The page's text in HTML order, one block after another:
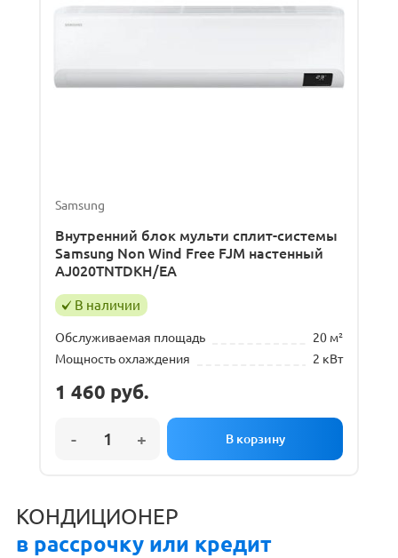
Samsung
Внутренний блок мульти сплит-системы
Samsung Non Wind Free FJM настенный
AJ020TNTDKH/EA
В наличии
Обслуживаемая площадь
20 м²
Мощность охлаждения
2 кВт
1 460 руб.
КОНДИЦИОНЕР
в рассрочку или кредит